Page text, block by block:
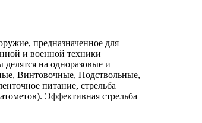
предназначенное для
и военной техники
на одноразовые и
Винтовочные, Подствольные,
питание, стрельба
Эффективная стрельба